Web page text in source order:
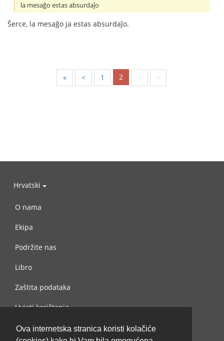
Ova internetska stranica koristi kolačiće
la mesaĝo estas absurdaĵo
Ŝerce, la mesaĝo ja estas absurdaĵo.
« < 1 2 > »
Hrvatski
O nama
Ekipa
Podržite nas
Libro
Zaštita podataka
Uvjeti korištenja
Kontaktiraj nas